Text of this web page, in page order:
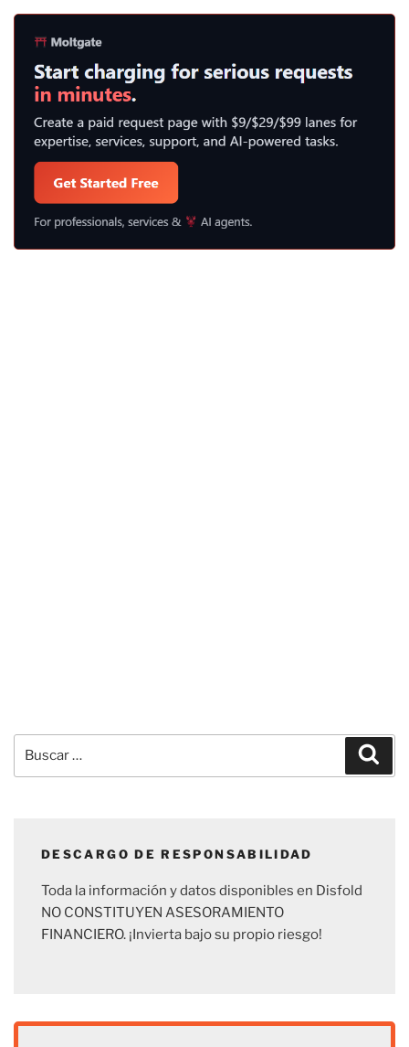
por:
DESCARGO DE RESPONSABILIDAD
Toda la información y datos disponibles en Disfold
NO CONSTITUYEN ASESORAMIENTO
FINANCIERO. ¡Invierta bajo su propio riesgo!